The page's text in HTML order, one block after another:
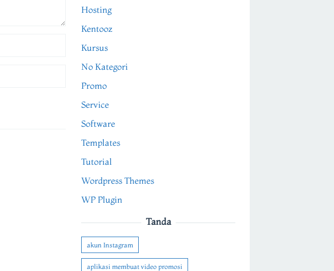
Hosting
Kentooz
Kursus
No Kategori
Promo
Service
Software
Templates
Tutorial
Wordpress Themes
WP Plugin
Tanda
akun Instagram
aplikasi membuat video promosi